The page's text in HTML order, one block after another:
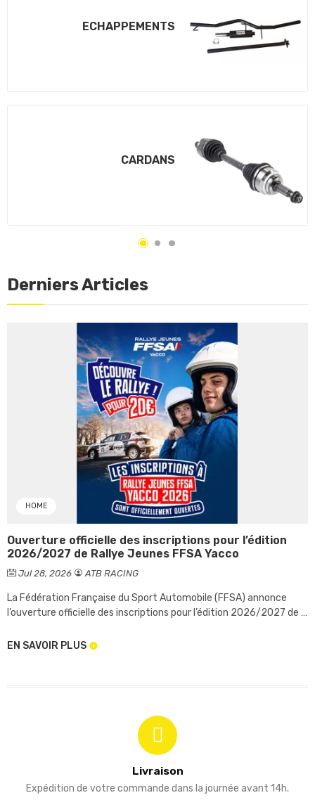
ECHAPPEMENTS
CARDANS
Derniers Articles
HOME
Ouverture officielle des inscriptions pour l’édition
2026/2027 de Rallye Jeunes FFSA Yacco
Jul 28, 2026 ATB RACING
La Fédération Française du Sport Automobile (FFSA) annonce
l’ouverture officielle des inscriptions pour l’édition 2026/2027 de «
EN SAVOIR PLUS
Livraison
Expédition de votre commande dans la journée avant 14h.